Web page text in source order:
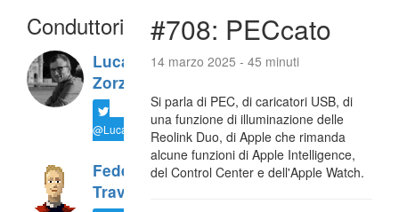
Conduttori
Luca
Zorzi
@LucaTNT
Federico
Travaini
#708: PECcato
14 marzo 2025 - 45 minuti
Si parla di PEC, di caricatori USB, di
una funzione di illuminazione delle
Reolink Duo, di Apple che rimanda
alcune funzioni di Apple Intelligence,
del Control Center e dell'Apple Watch.